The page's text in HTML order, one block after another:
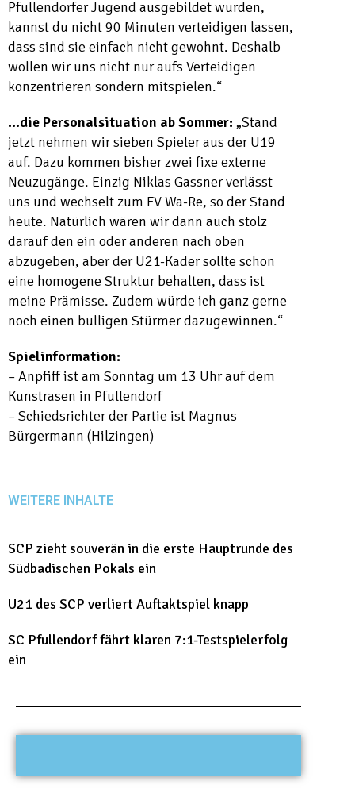
Pfullendorfer Jugend ausgebildet wurden,
kannst du nicht 90 Minuten verteidigen lassen,
dass sind sie einfach nicht gewohnt. Deshalb
wollen wir uns nicht nur aufs Verteidigen
konzentrieren sondern mitspielen.“
…die Personalsituation ab Sommer: „Stand
jetzt nehmen wir sieben Spieler aus der U19
auf. Dazu kommen bisher zwei fixe externe
Neuzugänge. Einzig Niklas Gassner verlässt
uns und wechselt zum FV Wa-Re, so der Stand
heute. Natürlich wären wir dann auch stolz
darauf den ein oder anderen nach oben
abzugeben, aber der U21-Kader sollte schon
eine homogene Struktur behalten, dass ist
meine Prämisse. Zudem würde ich ganz gerne
noch einen bulligen Stürmer dazugewinnen.“
Spielinformation:
– Anpfiff ist am Sonntag um 13 Uhr auf dem
Kunstrasen in Pfullendorf
– Schiedsrichter der Partie ist Magnus
Bürgermann (Hilzingen)
WEITERE INHALTE
SCP zieht souverän in die erste Hauptrunde des
Südbadischen Pokals ein
U21 des SCP verliert Auftaktspiel knapp
SC Pfullendorf fährt klaren 7:1-Testspielerfolg
ein